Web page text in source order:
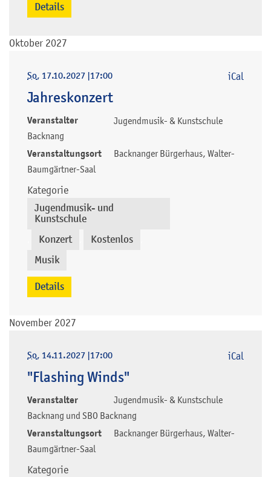
Details
Oktober 2027
So, 17.10.2027 |17:00
Jahreskonzert
Veranstalter
Jugendmusik- & Kunstschule
Backnang
Veranstaltungsort
Backnanger Bürgerhaus, Walter-
Baumgärtner-Saal
Kategorie
Jugendmusik- und
Kunstschule
Konzert Kostenlos
Musik
iCal
Details
November 2027
So, 14.11.2027 |17:00
"Flashing Winds"
Veranstalter
Jugendmusik- & Kunstschule
Backnang und SBO Backnang
Veranstaltungsort
Backnanger Bürgerhaus, Walter-
Baumgärtner-Saal
Kategorie
iCal